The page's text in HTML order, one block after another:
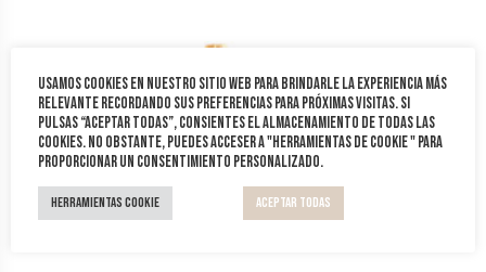
Usamos cookies en nuestro sitio web para brindarle la experiencia más
relevante recordando sus preferencias para próximas visitas. Si
pulsas “Aceptar todas”, consientes el almacenamiento de todas las
cookies. No obstante, puedes acceser a "Herramientas de cookie " para
proporcionar un consentimiento personalizado.
Herramientas Cookie Aceptar todas